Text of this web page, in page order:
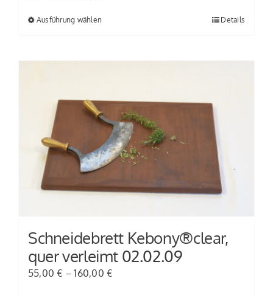
Ausführung wählenDieses
auf.
Die
Optionen
können
auf
der
werden
Details
Schneidebrett Kebony®clear,
quer verleimt 02.02.09
55,00 € –160,00 €